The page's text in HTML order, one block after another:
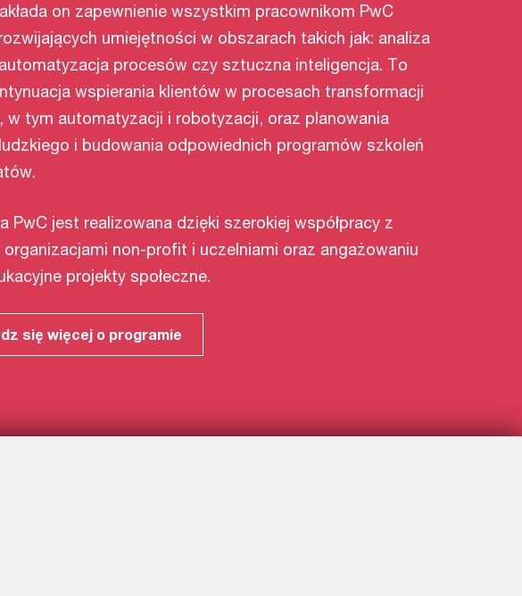
on zapewnienie wszystkim pracownikom PwC
umiejętności w obszarach takich jak: analiza
procesów czy sztuczna inteligencja. To
wspierania klientów w procesach transformacji
w tym automatyzacji i robotyzacji, oraz planowania
i budowania odpowiednich programów szkoleń
PwC jest realizowana dzięki szerokiej współpracy z
organizacjami non-profit i uczelniami oraz angażowaniu
projekty społeczne.
się więcej o programie